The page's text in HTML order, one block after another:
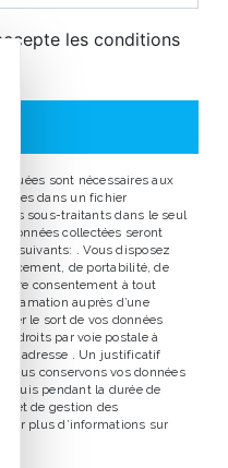
les conditions
sont nécessaires aux
dans un fichier
ses sous-traitants dans le seul
données collectées seront
suivants: . Vous disposez
de portabilité, de
consentement à tout
auprès d’une
le sort de vos données
droits par voie postale à
à l'adresse . Un justificatif
conservons vos données
puis pendant la durée de
et de gestion des
plus d’informations sur